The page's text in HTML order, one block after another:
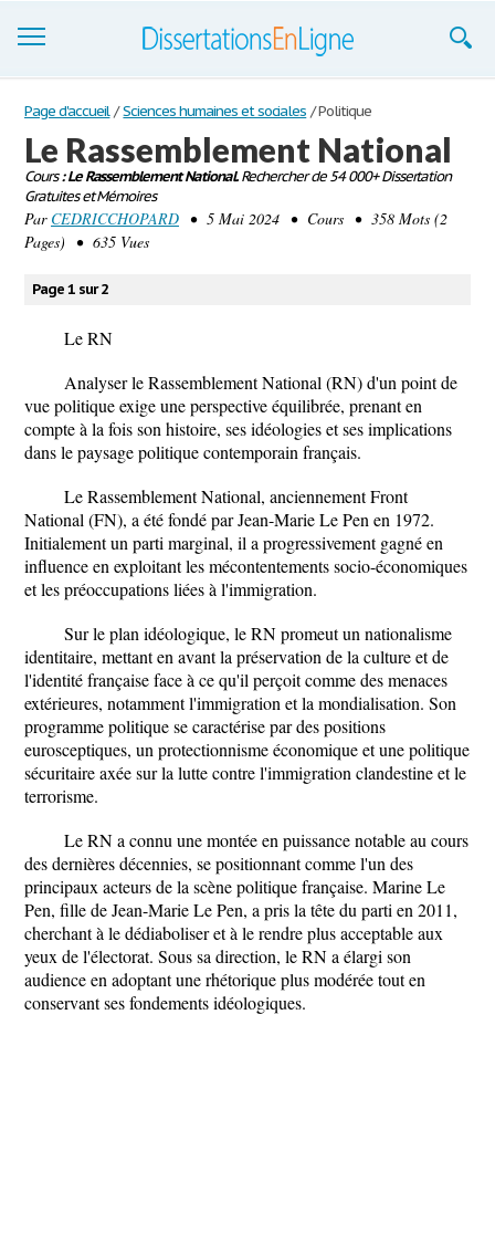
Dissertations
S'inscrire
Se connecter
Contactez-nous
Page d'accueil / Sciences humaines et sociales /Politique
Le Rassemblement National
Cours: Le Rassemblement National.Rechercher de 54 000+ Dissertation
Gratuites et Mémoires
Par CEDRICCHOPARD • 5 Mai 2024 • Cours • 358 Mots (2
Pages) • 635 Vues
Page 1 sur 2
Le RN
Analyser le Rassemblement National (RN) d'un point de
vue politique exige une perspective équilibrée, prenant en
compte à la fois son histoire, ses idéologies et ses implications
dans le paysage politique contemporain français.
Le Rassemblement National, anciennement Front
National (FN), a été fondé par Jean-Marie Le Pen en 1972.
Initialement un parti marginal, il a progressivement gagné en
influence en exploitant les mécontentements socio-économiques
et les préoccupations liées à l'immigration.
Sur le plan idéologique, le RN promeut un nationalisme
identitaire, mettant en avant la préservation de la culture et de
l'identité française face à ce qu'il perçoit comme des menaces
extérieures, notamment l'immigration et la mondialisation. Son
programme politique se caractérise par des positions
eurosceptiques, un protectionnisme économique et une politique
sécuritaire axée sur la lutte contre l'immigration clandestine et le
terrorisme.
Le RN a connu une montée en puissance notable au cours
des dernières décennies, se positionnant comme l'un des
principaux acteurs de la scène politique française. Marine Le
Pen, fille de Jean-Marie Le Pen, a pris la tête du parti en 2011,
cherchant à le dédiaboliser et à le rendre plus acceptable aux
yeux de l'électorat. Sous sa direction, le RN a élargi son
audience en adoptant une rhétorique plus modérée tout en
conservant ses fondements idéologiques.